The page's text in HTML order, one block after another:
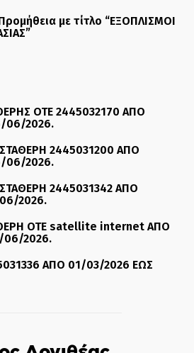
με τίτλο “ΕΞΟΠΛΙΣΜΟΙ
ΟΤΕ 2445032170 ΑΠΟ
06/2026.
2445031200 ΑΠΟ
06/2026.
2445031342 ΑΠΟ
2026.
ΟΤΕ satellite internet ΑΠΟ
06/2026.
ΑΠΟ 01/03/2026 ΕΩΣ